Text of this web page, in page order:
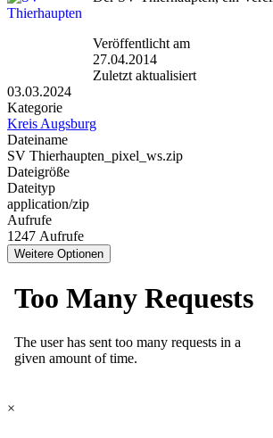
Veröffentlicht am
27.04.2014
Zuletzt aktualisiert
03.03.2024
Kategorie
Kreis Augsburg
Dateiname
SV Thierhaupten_pixel_ws.zip
Dateigröße
Dateityp
application/zip
Aufrufe
1247 Aufrufe
Weitere Optionen
×